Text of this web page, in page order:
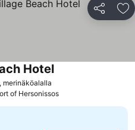
Jaa
merinäköalalla
Hotel
of Hersonissos